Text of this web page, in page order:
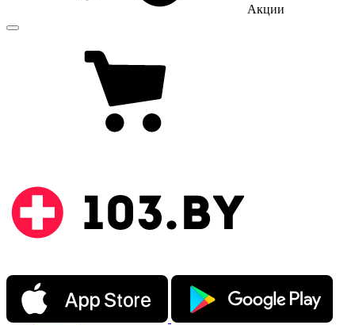
Акции